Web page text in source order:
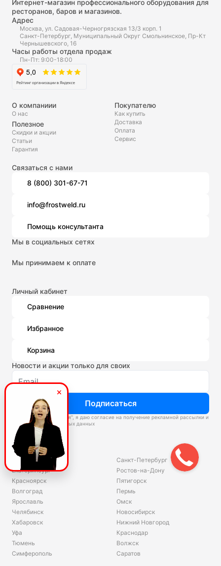
Интернет-магазин профессионального оборудования для
ресторанов, баров и магазинов.
Адрес
Москва, ул. Садовая-Черногрязская 13/3 корп. 1
Санкт-Петербург, Муниципальный Округ Смольнинское, Пр-Кт
Чернышевского, 16
Часы работы отдела продаж
Пн-Пт: 9:00-18:00
О компаниии
О нас
Полезное
Скидки и акции
Статьи
Гарантия
Покупателю
Как купить
Доставка
Оплата
Сервис
Связаться с нами
8 (800) 301-67-71
info@frostweld.ru
Помощь консультанта
Мы в социальных сетях
Мы принимаем к оплате
Личный кабинет
Сравнение
Избранное
Корзина
Новости и акции только для своих
Подписаться
Нажимая “Подписаться”, я даю согласие на получение рекламной рассылки и
обработку персональных данных
Склады
Владивосток
Екатеринбург
Красноярск
Волгоград
Ярославль
Челябинск
Хабаровск
Уфа
Тюмень
Симферополь
Санкт-Петербург
Ростов-на-Дону
Пятигорск
Пермь
Омск
Новосибирск
Нижний Новгород
Краснодар
Волжск
Саратов